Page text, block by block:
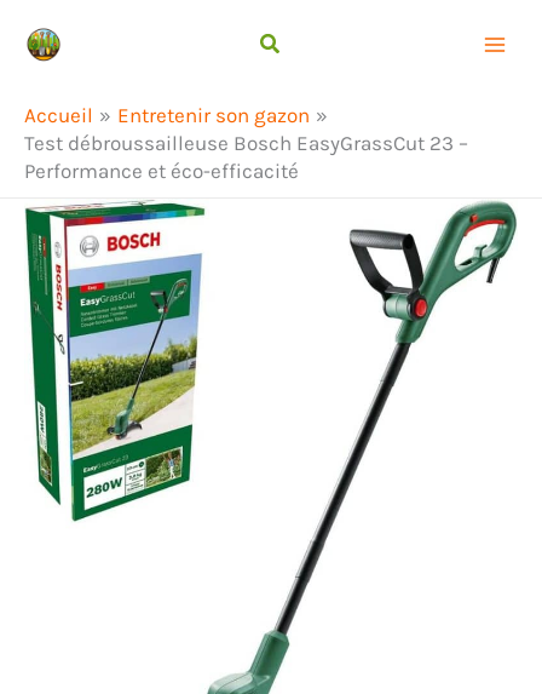
Accueil
Entretenir son gazon
Test débroussailleuse Bosch EasyGrassCut 23 –
Performance et éco-efficacité